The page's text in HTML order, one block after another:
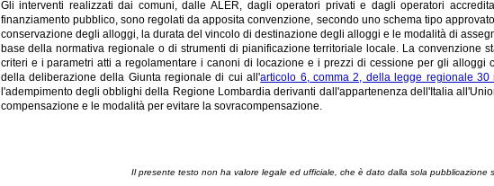
Gli interventi realizzati dai comuni, dalle ALER, dagli operatori privati e dagli operatori
finanziamento pubblico, sono regolati da apposita convenzione, secondo uno schema tipo
conservazione degli alloggi, la durata del vincolo di destinazione degli alloggi e le modalità di
base della normativa regionale o di strumenti di pianificazione territoriale locale. La convenzione
criteri e i parametri atti a regolamentare i canoni di locazione e i prezzi di cessione per gli
della deliberazione della Giunta regionale di cui all'articolo 6, comma 2, della legge regionale 30
l'adempimento degli obblighi della Regione Lombardia derivanti dall'appartenenza dell'Italia
compensazione e le modalità per evitare la sovracompensazione.
Il presente testo non ha valore legale ed ufficiale, che è dato dalla sola pubblicazione